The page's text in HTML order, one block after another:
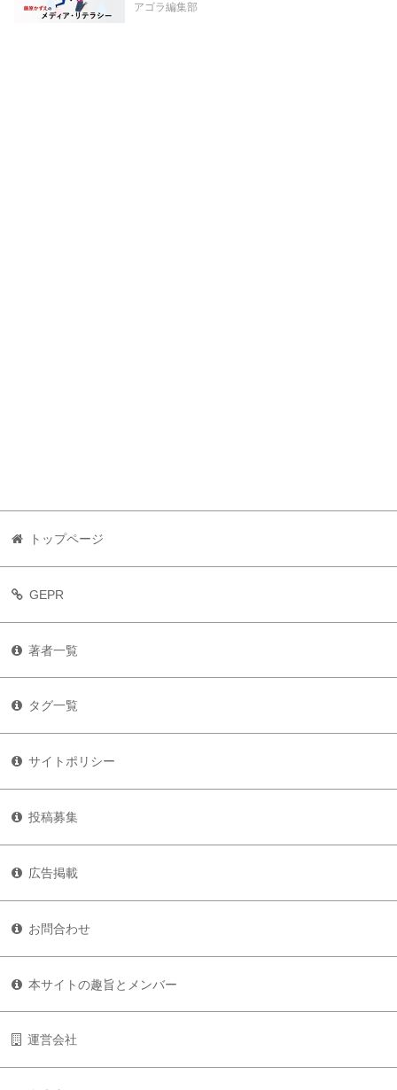
アゴラ編集部
トップページ
GEPR
著者一覧
タグ一覧
サイトポリシー
投稿募集
広告掲載
お問合わせ
本サイトの趣旨とメンバー
運営会社